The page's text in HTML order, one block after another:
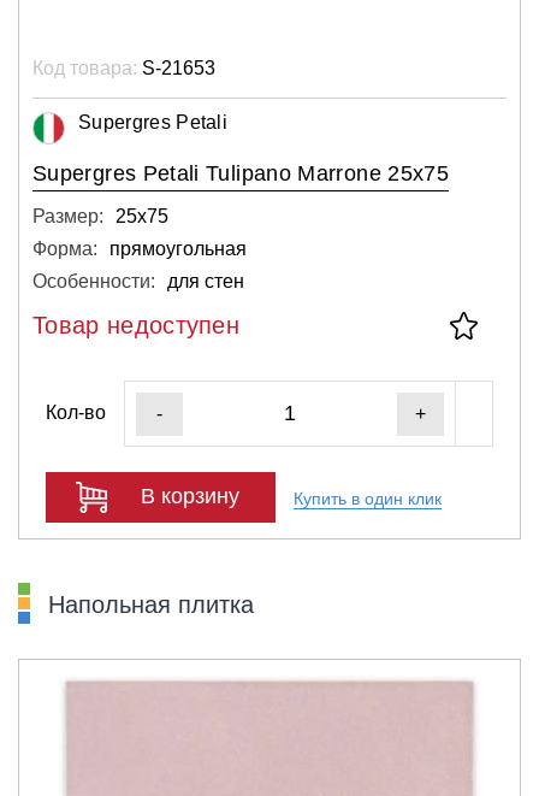
Код товара: S-21653
Supergres Petali
Supergres Petali Tulipano Marrone 25x75
Размер:
25х75
Форма:
прямоугольная
Особенности:
для стен
Товар недоступен
Кол-во - +
В корзину Купить в один клик
Напольная плитка